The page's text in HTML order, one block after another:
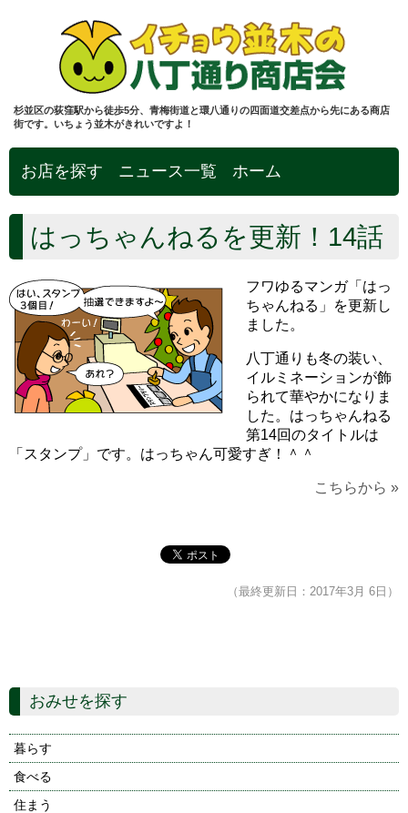
杉並区の荻窪駅から徒歩5分、青梅街道と環八通りの四面道交差点から先にある商店
街です。いちょう並木がきれいですよ！
お店を探す ニュース一覧 ホーム
はっちゃんねるを更新！14話
フワゆるマンガ「はっ
ちゃんねる」を更新し
ました。
八丁通りも冬の装い、
イルミネーションが飾
られて華やかになりま
した。はっちゃんねる
第14回のタイトルは
「スタンプ」です。はっちゃん可愛すぎ！＾＾
こちらから »
（最終更新日：2017年3月 6日）
おみせを探す
暮らす
食べる
住まう